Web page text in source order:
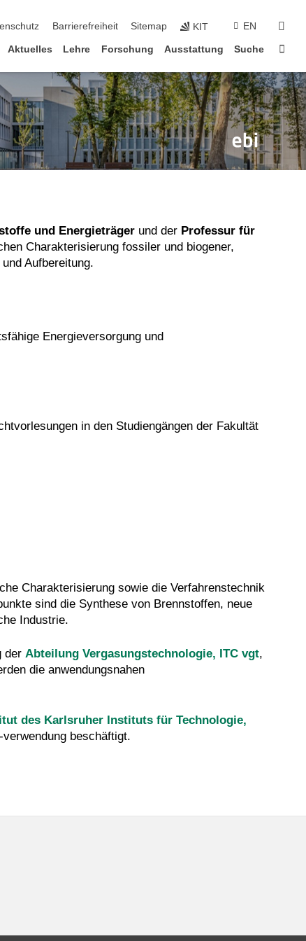
Barrierefreiheit Sitemap KIT EN
Aktuelles Lehre Forschung Ausstattung Suche
und Energieträger und der Professur für
Charakterisierung fossiler und biogener,
Aufbereitung.
Energieversorgung und
in den Studiengängen der Fakultät
Charakterisierung sowie die Verfahrenstechnik
sind die Synthese von Brennstoffen, neue
Industrie.
der Abteilung Vergasungstechnologie, ITC vgt,
die anwendungsnahen
des Karlsruher Instituts für Technologie,
beschäftigt.